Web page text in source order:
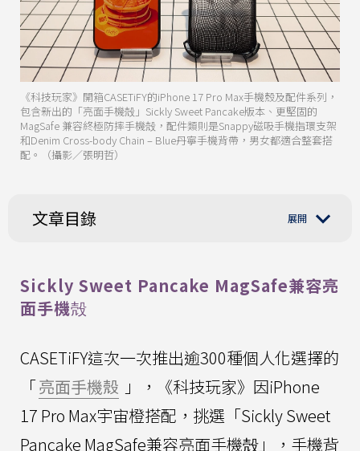
《科技玩家》開箱CASETiFY的iPhone 17 Pro Max手機殼及配件系列，
包含新出的「亮面手機殻」Sickly Sweet Pancake版本、更堅固的
MagSafe 兼容終極防摔手機殻，配件類則是Snappy磁吸手機指環支架
和Denim Cross-body Chain – Blue丹寧手機背帶，男女都適合整套搭
配。（攝影／張明哲）
文章目錄
Sickly Sweet Pancake MagSafe兼容亮
面手機殻
CASETiFY這次一次推出逾300種個人化選擇的
「亮面手機殼 」，《科技玩家》因iPhone
17 Pro Max宇宙橙搭配，挑選「Sickly Sweet
Pancake MagSafe兼容亮面手機殻」，手機背